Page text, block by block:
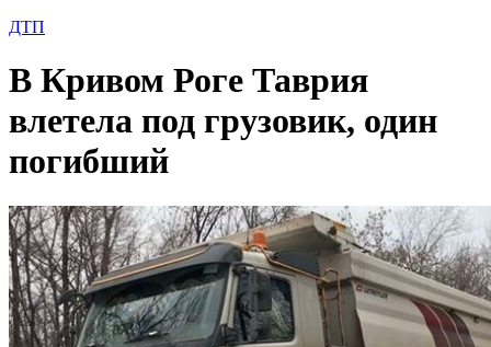
ДТП
В Кривом Роге Таврия
влетела под грузовик, один
погибший